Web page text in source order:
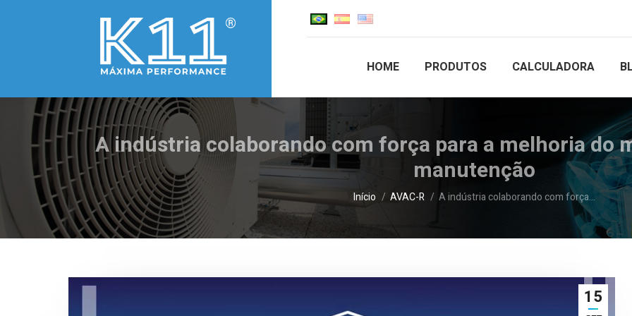
HOME PRODUTOS CALCULADORA
A indústria colaborando com força para a melhoria do
manutenção
Você está aqui:
Início AVAC-R A indústria colaborando com força…
15